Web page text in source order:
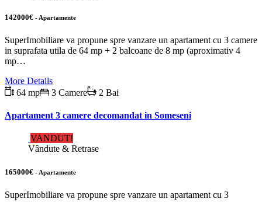
142000€ - Apartamente
SuperImobiliare va propune spre vanzare un apartament cu 3 camere
in suprafata utila de 64 mp + 2 balcoane de 8 mp (aproximativ 4
mp…
More Details
64 mp
3 Camere 2 Bai
Apartament 3 camere decomandat in Someseni
VANDUT!
Vândute & Retrase
165000€ - Apartamente
SuperImobiliare va propune spre vanzare un apartament cu 3